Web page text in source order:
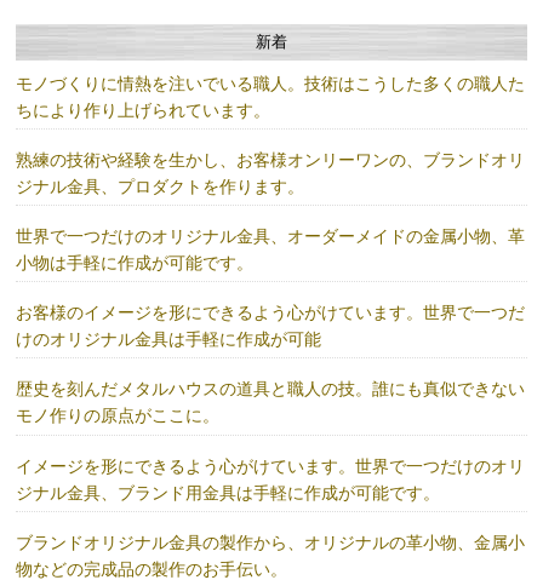
新着
モノづくりに情熱を注いでいる職人。技術はこうした多くの職人た
ちにより作り上げられています。
熟練の技術や経験を生かし、お客様オンリーワンの、ブランドオリ
ジナル金具、プロダクトを作ります。
世界で一つだけのオリジナル金具、オーダーメイドの金属小物、革
小物は手軽に作成が可能です。
お客様のイメージを形にできるよう心がけています。世界で一つだ
けのオリジナル金具は手軽に作成が可能
歴史を刻んだメタルハウスの道具と職人の技。誰にも真似できない
モノ作りの原点がここに。
イメージを形にできるよう心がけています。世界で一つだけのオリ
ジナル金具、ブランド用金具は手軽に作成が可能です。
ブランドオリジナル金具の製作から、オリジナルの革小物、金属小
物などの完成品の製作のお手伝い。